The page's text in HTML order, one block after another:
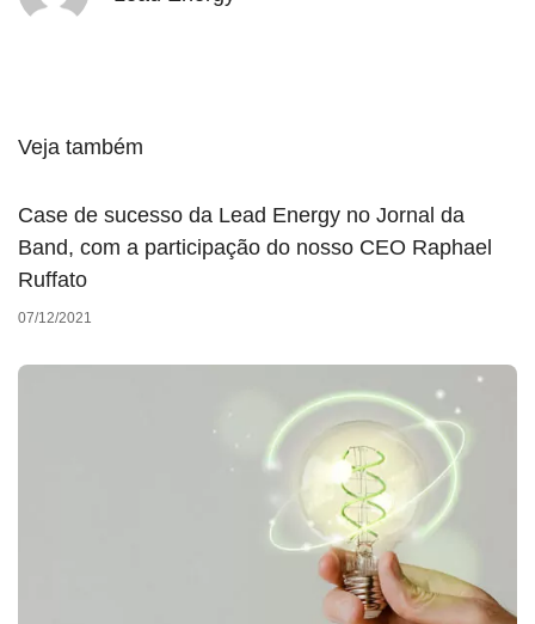
Veja também
Case de sucesso da Lead Energy no Jornal da
Band, com a participação do nosso CEO Raphael
Ruffato
07/12/2021